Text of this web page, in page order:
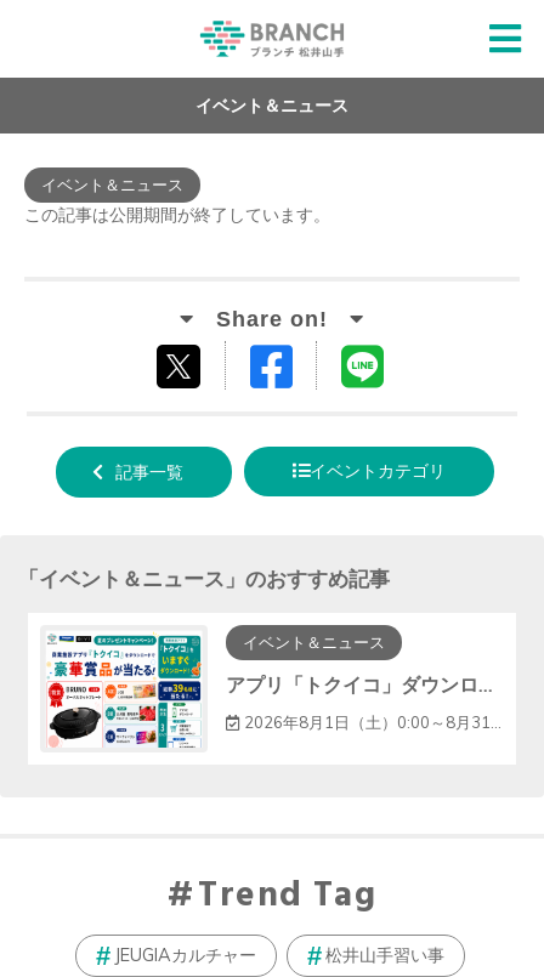
イベント＆ニュース
イベント＆ニュース
この記事は公開期間が終了しています。
する
Facebook
る
記事一覧 イベントカテゴリ
「イベント＆ニュース 」のおすすめ記事
イベント＆ニュース
アプリ「トクイコ」ダウンロードで豪華賞品が当たる！
2026年8月1日（土）0:00～8月31日（月）23:59
Trend Tag
JEUGIAカルチャー 松井山手習い事